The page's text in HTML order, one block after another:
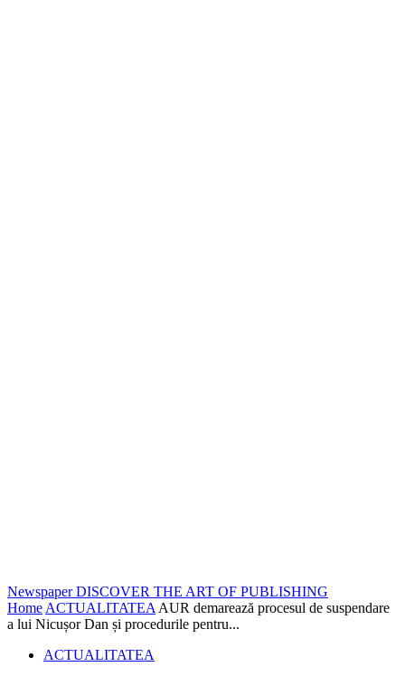
Newspaper DISCOVER THE ART OF PUBLISHING
Home ACTUALITATEA AUR demarează procesul de suspendare
a lui Nicușor Dan și procedurile pentru...
ACTUALITATEA